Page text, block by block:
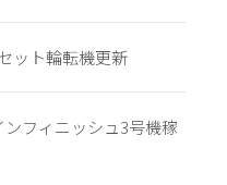
ット輪転機更新
ンフィニッシュ3号機稼